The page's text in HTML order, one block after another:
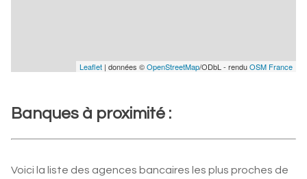
Leaflet | données ©OpenStreetMap/ODbL - renduOSM France
Banques à proximité :
Voici la liste des agences bancaires les plus proches de